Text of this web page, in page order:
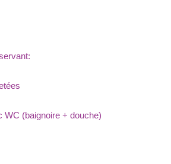
WC (baignoire + douche)